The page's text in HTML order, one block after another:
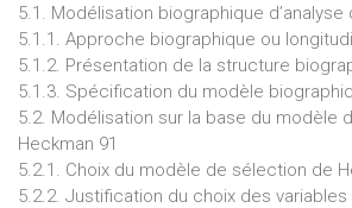
5.1. Modélisation biographique
5.1.1. Approche biographique ou
5.1.2. Présentation de la structure
5.1.3. Spécification du modèle
5.2. Modélisation sur la base du modèle
Heckman 91
5.2.1. Choix du modèle de sélection de
5.2.2. Justification du choix des variables